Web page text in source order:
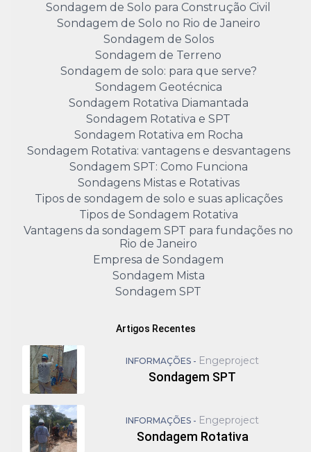
Sondagem de Solo para Construção Civil
Sondagem de Solo no Rio de Janeiro
Sondagem de Solos
Sondagem de Terreno
Sondagem de solo: para que serve?
Sondagem Geotécnica
Sondagem Rotativa Diamantada
Sondagem Rotativa e SPT
Sondagem Rotativa em Rocha
Sondagem Rotativa: vantagens e desvantagens
Sondagem SPT: Como Funciona
Sondagens Mistas e Rotativas
Tipos de sondagem de solo e suas aplicações
Tipos de Sondagem Rotativa
Vantagens da sondagem SPT para fundações no
Rio de Janeiro
Empresa de Sondagem
Sondagem Mista
Sondagem SPT
Artigos Recentes
INFORMAÇÕES - Engeproject
Sondagem SPT
INFORMAÇÕES - Engeproject
Sondagem Rotativa